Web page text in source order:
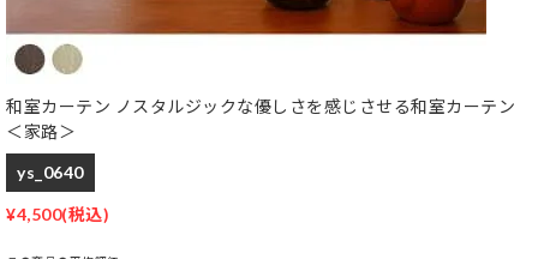
和室カーテン ノスタルジックな優しさを感じさせる和室カーテン
＜家路＞
ys_0640
¥4,500